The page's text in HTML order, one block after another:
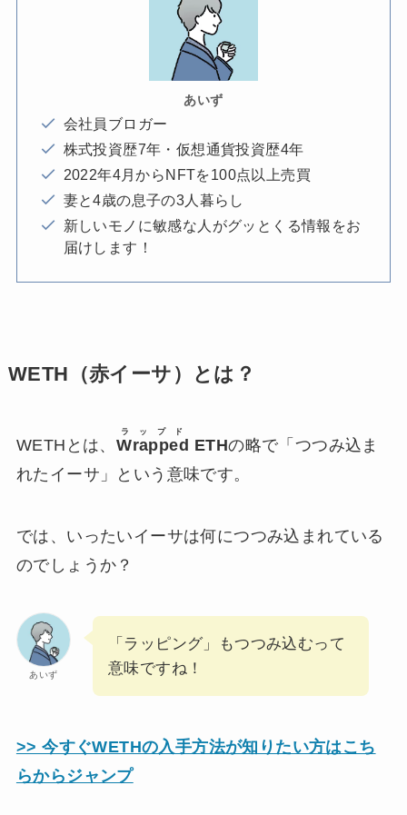
あいず
会社員ブロガー
株式投資歴7年・仮想通貨投資歴4年
2022年4月からNFTを100点以上売買
妻と4歳の息子の3人暮らし
新しいモノに敏感な人がグッとくる情報をお
届けします！
WETH（赤イーサ）とは？
WETHとは、 Wrapped
ラップド
ETHの略で「つつみ込ま
れたイーサ」という意味です。
では、いったいイーサは何につつみ込まれている
のでしょうか？
あいず
「ラッピング」もつつみ込むって
意味ですね！
>> 今すぐWETHの入手方法が知りたい方はこち
らからジャンプ